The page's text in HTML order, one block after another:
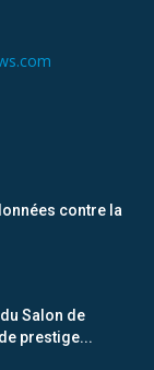
contre la
Salon de
prestige...